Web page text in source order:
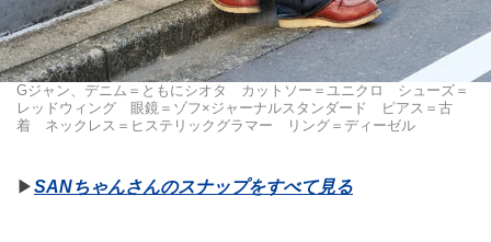
Gジャン、デニム＝ともにシオタ カットソー＝ユニクロ シューズ＝
レッドウィング 眼鏡＝ゾフ×ジャーナルスタンダード ピアス＝古
着 ネックレス＝ヒステリックグラマー リング＝ディーゼル
▶︎SANちゃんさんのスナップをすべて見る